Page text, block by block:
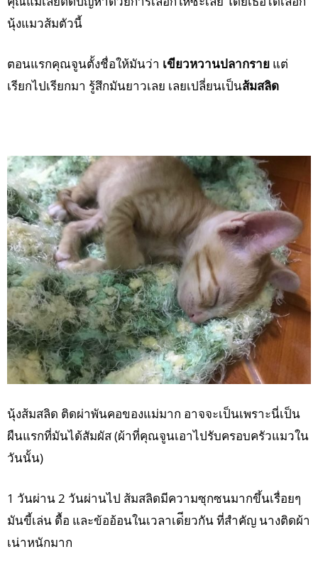
นุ้งแมวส้มตัวนี้
ตอนแรกคุณจูนตั้งชื่อให้มันว่า เขียวหวานปลากราย แต่
เรียกไปเรียกมา รู้สึกมันยาวเลย เลยเปลี่ยนเป็นส้มสลิด
นุ้งส้มสลิด ติดผ่าพันคอของแม่มาก อาจจะเป็นเพราะนี่เป็น
ผืนแรกที่มันได้สัมผัส (ผ้าที่คุณจูนเอาไปรับครอบครัวแมวใน
วันนั้น)
1 วันผ่าน 2 วันผ่านไป ส้มสลิดมีความซุกซนมากขึ้นเรื่อยๆ
มันขี้เล่น ดื้อ และข้ออ้อนในเวลาเด่ียวกัน ที่สำคัญ นางติดผ้า
เน่าหนักมาก